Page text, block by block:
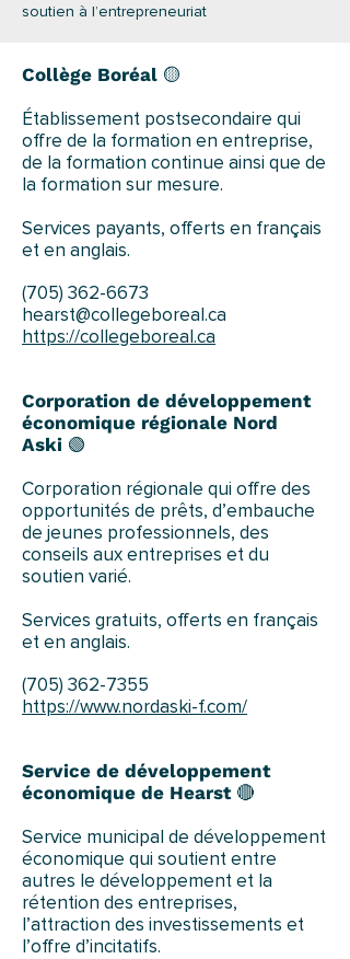
soutien à l’entrepreneuriat
Collège Boréal 🟡
Établissement postsecondaire qui
offre de la formation en entreprise,
de la formation continue ainsi que de
la formation sur mesure.
Services payants, offerts en français
et en anglais.
(705) 362-6673
hearst@collegeboreal.ca
https://collegeboreal.ca
Corporation de développement
économique régionale Nord
Aski 🟢
Corporation régionale qui offre des
opportunités de prêts, d’embauche
de jeunes professionnels, des
conseils aux entreprises et du
soutien varié.
Services gratuits, offerts en français
et en anglais.
(705) 362-7355
https://www.nordaski-f.com/
Service de développement
économique de Hearst 🔴
Service municipal de développement
économique qui soutient entre
autres le développement et la
rétention des entreprises,
l’attraction des investissements et
l’offre d’incitatifs.